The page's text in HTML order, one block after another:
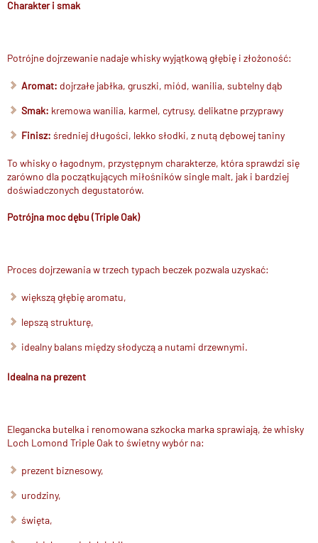
Charakter i smak
Potrójne dojrzewanie nadaje whisky wyjątkową głębię i złożoność:
Aromat: dojrzałe jabłka, gruszki, miód, wanilia, subtelny dąb
Smak: kremowa wanilia, karmel, cytrusy, delikatne przyprawy
Finisz: średniej długości, lekko słodki, z nutą dębowej taniny
To whisky o łagodnym, przystępnym charakterze, która sprawdzi się
zarówno dla początkujących miłośników single malt, jak i bardziej
doświadczonych degustatorów.
Potrójna moc dębu (Triple Oak)
Proces dojrzewania w trzech typach beczek pozwala uzyskać:
większą głębię aromatu,
lepszą strukturę,
idealny balans między słodyczą a nutami drzewnymi.
Idealna na prezent
Elegancka butelka i renomowana szkocka marka sprawiają, że whisky
Loch Lomond Triple Oak to świetny wybór na:
prezent biznesowy,
urodziny,
święta,